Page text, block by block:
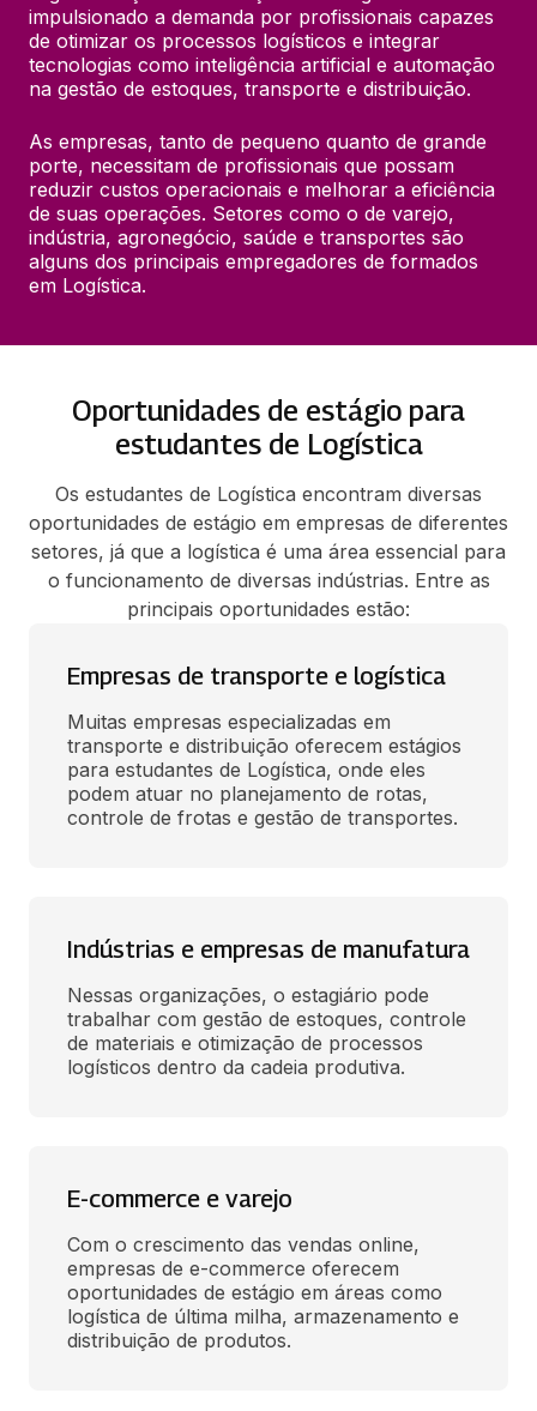
impulsionado a demanda por profissionais capazes
de otimizar os processos logísticos e integrar
tecnologias como inteligência artificial e automação
na gestão de estoques, transporte e distribuição.
As empresas, tanto de pequeno quanto de grande
porte, necessitam de profissionais que possam
reduzir custos operacionais e melhorar a eficiência
de suas operações. Setores como o de varejo,
indústria, agronegócio, saúde e transportes são
alguns dos principais empregadores de formados
em Logística.
Oportunidades de estágio para
estudantes de Logística
Os estudantes de Logística encontram diversas
oportunidades de estágio em empresas de diferentes
setores, já que a logística é uma área essencial para
o funcionamento de diversas indústrias. Entre as
principais oportunidades estão:
Empresas de transporte e logística
Muitas empresas especializadas em
transporte e distribuição oferecem estágios
para estudantes de Logística, onde eles
podem atuar no planejamento de rotas,
controle de frotas e gestão de transportes.
Indústrias e empresas de manufatura
Nessas organizações, o estagiário pode
trabalhar com gestão de estoques, controle
de materiais e otimização de processos
logísticos dentro da cadeia produtiva.
E-commerce e varejo
Com o crescimento das vendas online,
empresas de e-commerce oferecem
oportunidades de estágio em áreas como
logística de última milha, armazenamento e
distribuição de produtos.